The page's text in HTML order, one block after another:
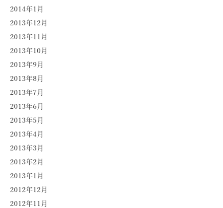
2014年1月
2013年12月
2013年11月
2013年10月
2013年9月
2013年8月
2013年7月
2013年6月
2013年5月
2013年4月
2013年3月
2013年2月
2013年1月
2012年12月
2012年11月